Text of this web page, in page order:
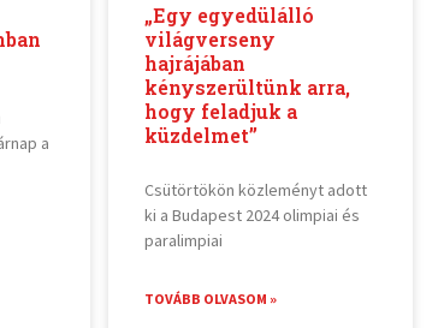
a
„Egy egyedülálló
világverseny
hajrájában
kényszerültünk arra,
hogy feladjuk a
küzdelmet”
Csütörtökön közleményt adott
ki a Budapest 2024 olimpiai és
paralimpiai
TOVÁBB OLVASOM »